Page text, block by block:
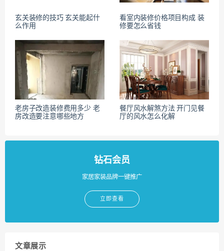
玄关装修的技巧 玄关能起什
么作用
看室内装修价格项目构成 装
修要怎么省钱
老房子改造装修费用多少 老
房改造要注意哪些地方
餐厅风水解煞方法 开门见餐
厅的风水怎么化解
钻石会员
家居家装品牌一键推广
立即查看
文章展示